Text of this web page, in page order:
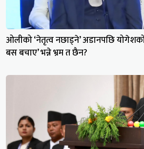
ओलीको ‘नेतृत्व नछाड्ने’ अडानपछि योगेशको
बस बचाए’ भन्ने भ्रम त छैन?